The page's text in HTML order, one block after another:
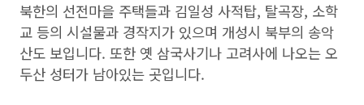
북한의 선전마을 주택들과 김일성 사적탑, 탈곡장, 소학
교 등의 시설물과 경작지가 있으며 개성시 북부의 송악
산도 보입니다. 또한 옛 삼국사기나 고려사에 나오는 오
두산 성터가 남아있는 곳입니다.